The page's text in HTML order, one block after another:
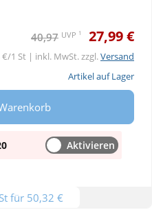
40,97 UVP 1 27,99 €
€/1 St | inkl. MwSt. zzgl.Versand
Artikel auf Lager
Aktivieren
für 50,32 €